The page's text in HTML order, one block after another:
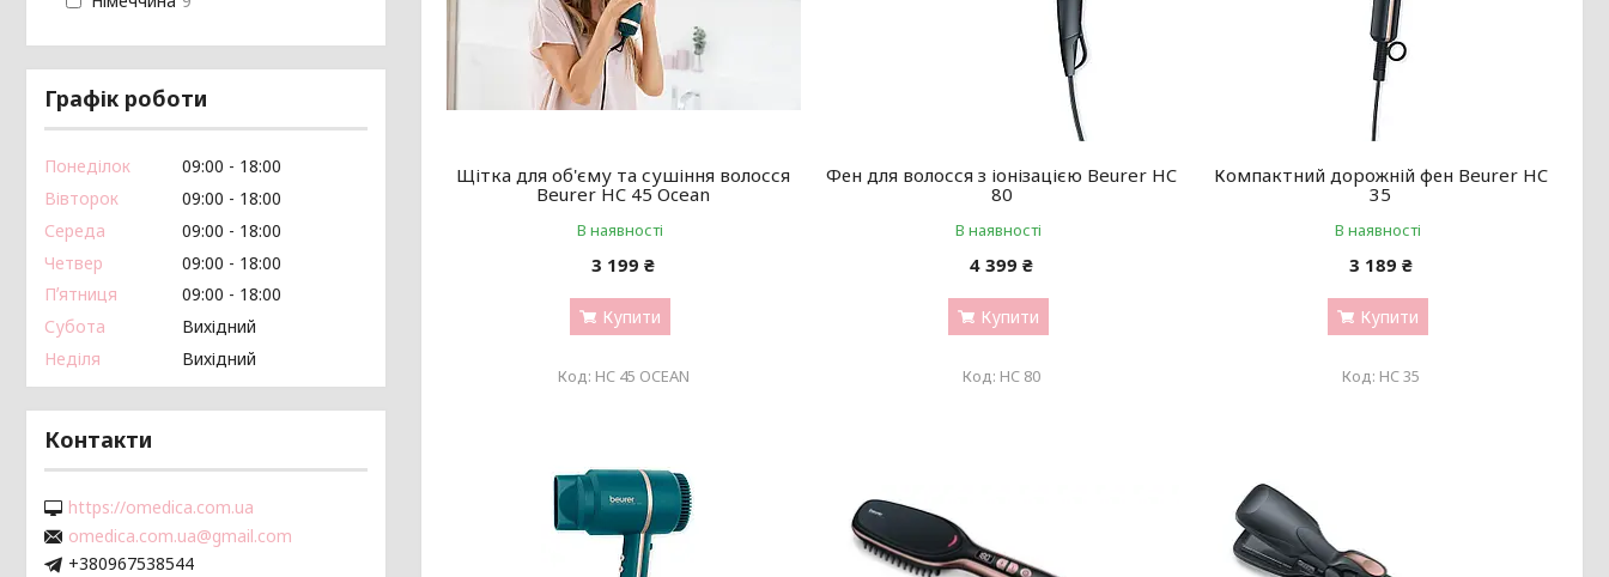
Щітка для об'єму та сушіння волосся
Beurer HC 45 Ocean
В наявності
3 199 ₴
Купити
HC 45 OCEAN
Фен для волосся з іонізацією Beurer HC
80
В наявності
4 399 ₴
Купити
HC 80
Компактний дорожній фен Beurer HC
35
В наявності
3 189 ₴
Купити
HC 35
Графік роботи
Понеділок 09:00
18:00
Вівторок
09:00
18:00
Середа
09:00
18:00
Четвер
09:00
18:00
Пʼятниця
09:00
18:00
Субота
Вихідний
Неділя
Вихідний
Контакти
https://omedica.com.ua
omedica.com.ua@gmail.com
+380967538544